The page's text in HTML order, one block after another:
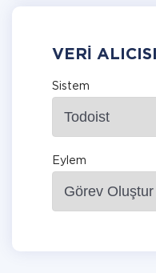
VERI ALICISI
Sistem
Eylem